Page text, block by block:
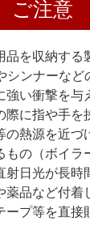
ご注意
を収納する
シンナーな
い衝撃を与
に指や手を
熱源を近づ
の（ボイラ
日光が長時
品など付着
プ等を直接